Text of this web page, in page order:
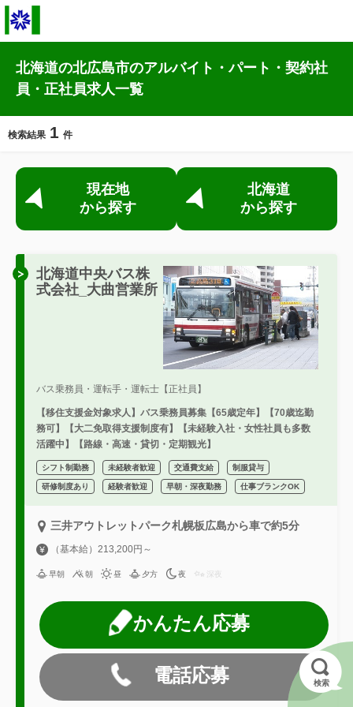
北海道の北広島市のアルバイト・パート・契約社
員・正社員求人一覧
検索結果 1 件
現在地
から探す
北海道
から探す
北海道中央バス株
式会社_大曲営業所
バス乗務員・運転手・運転士【正社員】
【移住支援金対象求人】バス乗務員募集【65歳定年】【70歳迄勤
務可】【大二免取得支援制度有】【未経験入社・女性社員も多数
活躍中】【路線・高速・貸切・定期観光】
シフト制勤務 未経験者歓迎 交通費支給 制服貸与
研修制度あり 経験者歓迎 早朝・深夜勤務 仕事ブランクOK
三井アウトレットパーク札幌板広島から車で約5分
（基本給）213,200円～
早朝 朝 昼 夕方 夜 深夜
かんたん応募
電話応募 検索